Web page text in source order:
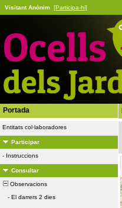
Visitant Anònim [Participa-hi]
Portada
Entitats col·laboradores
Participar
- Instruccions
Consultar
Observacions
- El darrers 2 dies